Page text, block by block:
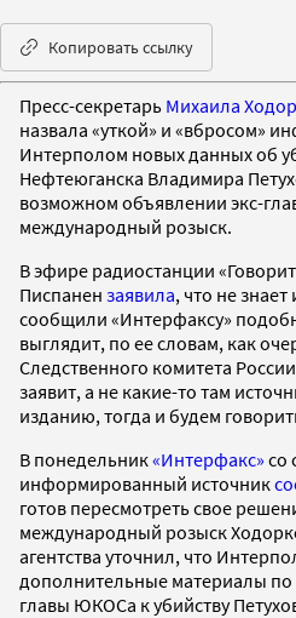
Копировать ссылку
Пресс-секретарь Михаила
назвала «уткой» и «вбросом»
Интерполом новых данных об
Нефтеюганска Владимира
возможном объявлении экс-
международный розыск.
В эфире радиостанции
Писпанен заявила, что не
сообщили «Интерфаксу»
выглядит, по ее словам, как
Следственного комитета
заявит, а не какие-то там
изданию, тогда и будем
В понедельник«Интерфакс» со
информированный источник
готов пересмотреть свое
международный розыск
агентства уточнил, что
дополнительные материалы по
главы ЮКОСа к убийству